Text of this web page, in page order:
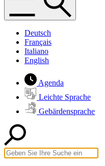
Deutsch
Français
Italiano
English
Agenda
Leichte Sprache
Gebärdensprache